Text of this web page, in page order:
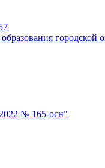
городской
№ 165-осн"